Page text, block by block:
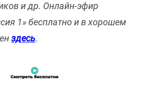
и др. Онлайн-эфир
1» бесплатно и в хорошем
здесь.